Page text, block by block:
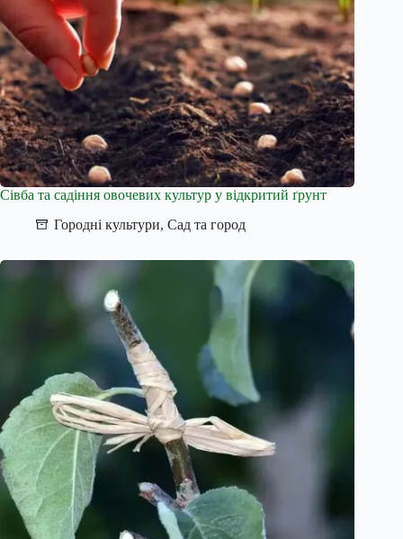
Сівба та садіння овочевих культур у відкритий ґрунт
Городні культури, Сад та город